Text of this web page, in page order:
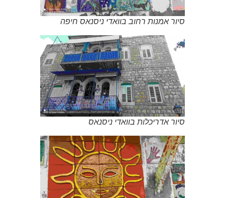
סיור אמנות רחוב בוואדי ניסנאס חיפה
סיור אדריכלות בוואדי ניסנאס